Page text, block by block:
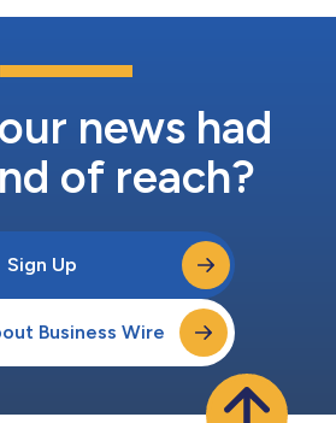
news had
of reach?
Sign Up
Business Wire